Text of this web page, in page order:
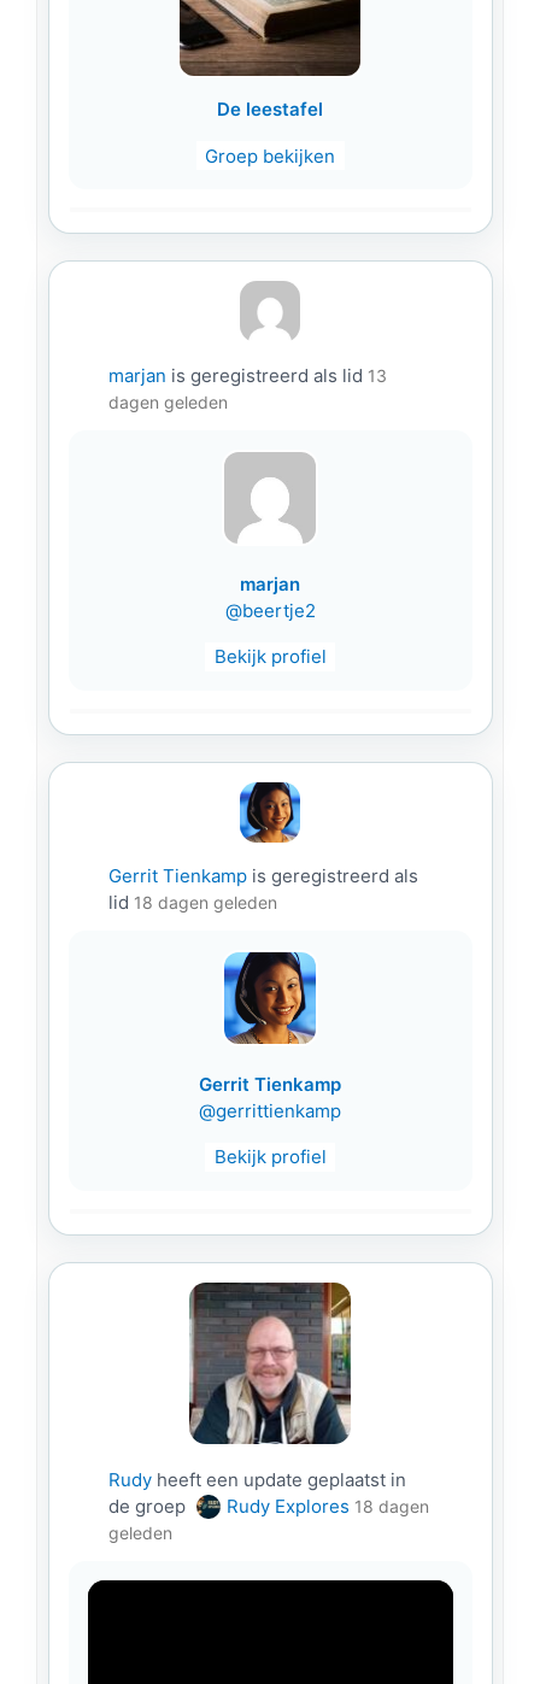
De leestafel
Groep bekijken
marjan is geregistreerd als lid 13
dagen geleden
marjan
@beertje2
Bekijk profiel
Gerrit Tienkamp is geregistreerd als
lid 18 dagen geleden
Gerrit Tienkamp
@gerrittienkamp
Bekijk profiel
Rudy heeft een update geplaatst in
de groep
Rudy Explores 18 dagen
geleden